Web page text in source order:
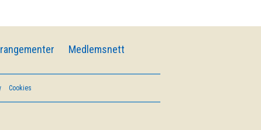
Medlemsnett
Cookies